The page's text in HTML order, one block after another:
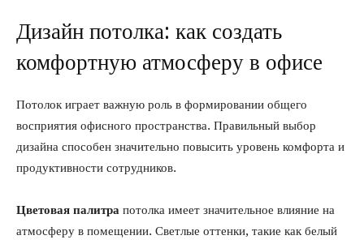
Дизайн потолка: как создать
комфортную атмосферу в офисе
Потолок играет важную роль в формировании общего
восприятия офисного пространства. Правильный выбор
дизайна способен значительно повысить уровень комфорта и
продуктивности сотрудников.
Цветовая палитра потолка имеет значительное влияние на
атмосферу в помещении. Светлые оттенки, такие как белый